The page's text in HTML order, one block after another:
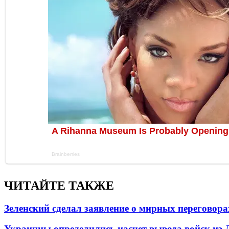
ЧИТАЙТЕ ТАКЖЕ
Зеленский сделал заявление о мирных